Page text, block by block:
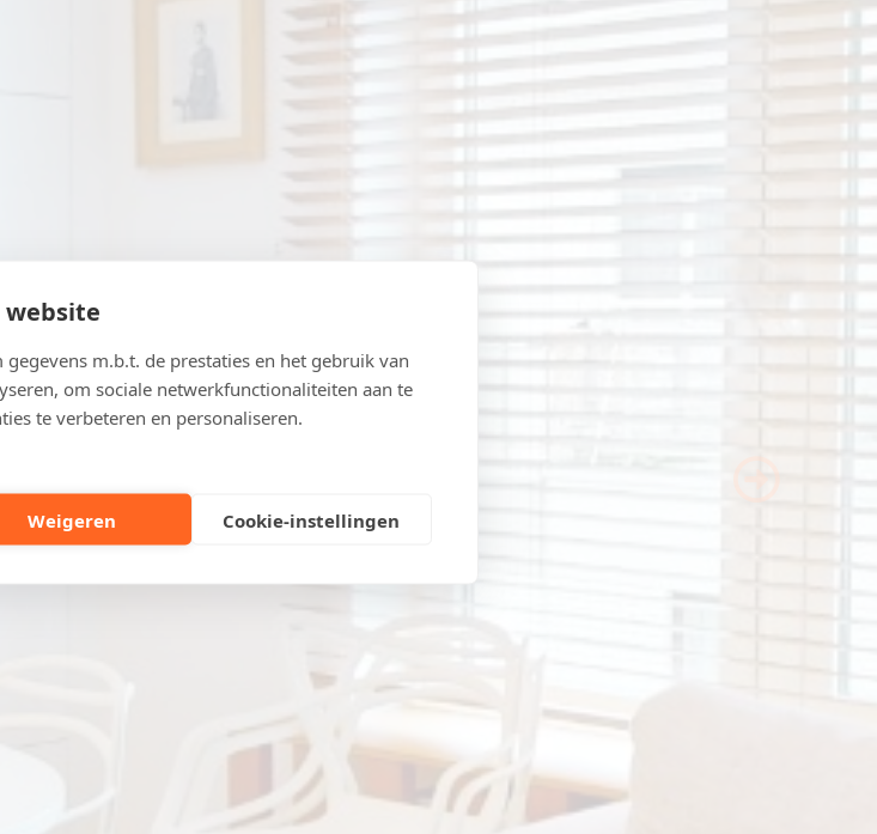
website
m.b.t. de prestaties en het gebruik van
om sociale netwerkfunctionaliteiten aan te
te verbeteren en personaliseren.
Weigeren Cookie-instellingen